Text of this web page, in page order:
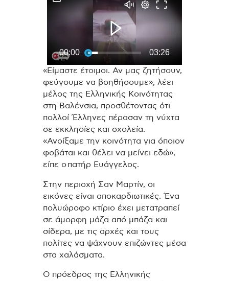
«Είμαστε έτοιμοι. Αν μας ζητήσουν,
φεύγουμε να βοηθήσουμε», λέει
μέλος της Ελληνικής Κοινότητας
στη Βαλένσια, προσθέτοντας ότι
πολλοί Έλληνες πέρασαν τη νύχτα
σε εκκλησίες και σχολεία.
«Ανοίξαμε την κοινότητα για όποιον
φοβάται και θέλει να μείνει εδώ»,
είπε ο πατήρ Ευάγγελος.
Στην περιοχή Σαν Μαρτίν, οι
εικόνες είναι αποκαρδιωτικές. Ένα
πολυώροφο κτίριο έχει μετατραπεί
σε άμορφη μάζα από μπάζα και
σίδερα, με τις αρχές και τους
πολίτες να ψάχνουν επιζώντες μέσα
στα χαλάσματα.
Ο πρόεδρος της Ελληνικής